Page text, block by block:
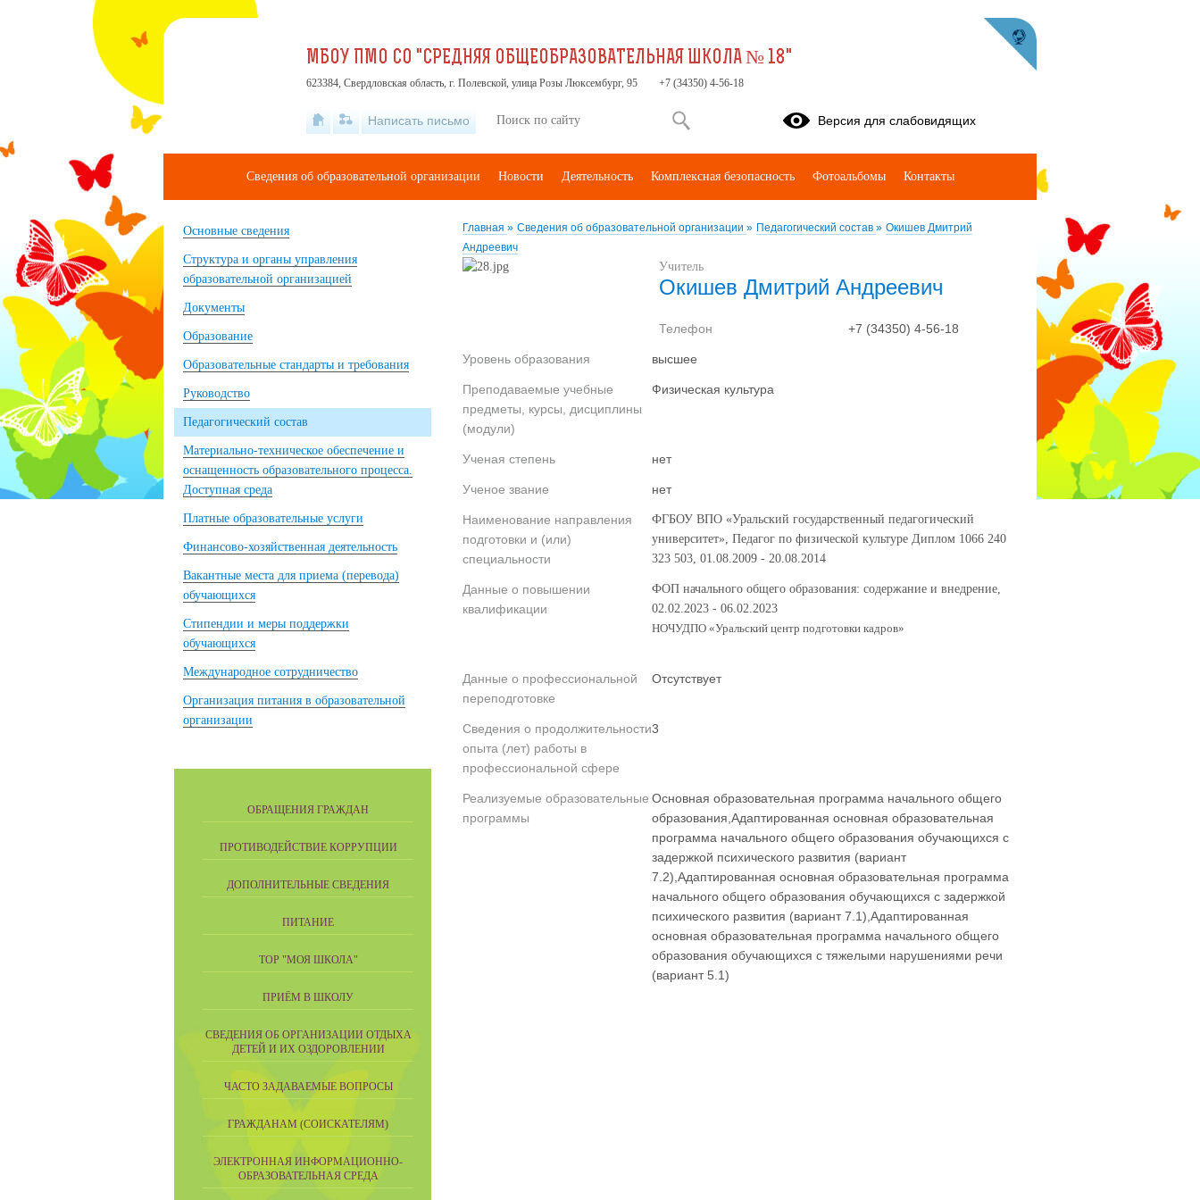
Главная » Сведения об образовательной организации » Педагогический состав » Окишев Дмитрий
Андреевич
Учитель
Окишев Дмитрий Андреевич
Телефон +7 (34350) 4-56-18
Уровень образования высшее
Преподаваемые учебные
предметы, курсы, дисциплины
(модули)
Физическая культура
Ученая степень нет
Ученое звание нет
Наименование направления
подготовки и (или)
специальности
ФГБОУ ВПО «Уральский государственный педагогический
университет», Педагог по физической культуре Диплом 1066 240
323 503, 01.08.2009 - 20.08.2014
Данные о повышении
квалификации
ФОП начального общего образования: содержание и внедрение,
02.02.2023 - 06.02.2023
НОЧУДПО «Уральский центр подготовки кадров»
Данные о профессиональной
переподготовке
Отсутствует
Сведения о продолжительности
опыта (лет) работы в
профессиональной сфере
3
Реализуемые образовательные
программы
Основная образовательная программа начального общего
образования,Адаптированная основная образовательная
программа начального общего образования обучающихся с
задержкой психического развития (вариант
7.2),Адаптированная основная образовательная программа
начального общего образования обучающихся с задержкой
психического развития (вариант 7.1),Адаптированная
основная образовательная программа начального общего
образования обучающихся с тяжелыми нарушениями речи
(вариант 5.1)
Основные сведения
Структура и органы управления
образовательной организацией
Документы
Образование
Образовательные стандарты и требования
Руководство
Педагогический состав
Материально-техническое обеспечение и
оснащенность образовательного процесса.
Доступная среда
Платные образовательные услуги
Финансово-хозяйственная деятельность
Вакантные места для приема (перевода)
обучающихся
Стипендии и меры поддержки
обучающихся
Международное сотрудничество
Организация питания в образовательной
организации
ОБРАЩЕНИЯ ГРАЖДАН
ПРОТИВОДЕЙСТВИЕ КОРРУПЦИИ
ДОПОЛНИТЕЛЬНЫЕ СВЕДЕНИЯ
ПИТАНИЕ
ТОР "МОЯ ШКОЛА"
ПРИЁМ В ШКОЛУ
СВЕДЕНИЯ ОБ ОРГАНИЗАЦИИ ОТДЫХА
ДЕТЕЙ И ИХ ОЗДОРОВЛЕНИИ
ЧАСТО ЗАДАВАЕМЫЕ ВОПРОСЫ
ГРАЖДАНАМ (СОИСКАТЕЛЯМ)
ЭЛЕКТРОННАЯ ИНФОРМАЦИОННО-
ОБРАЗОВАТЕЛЬНАЯ СРЕДА
МБОУ ПМО СО "СРЕДНЯЯ ОБЩЕОБРАЗОВАТЕЛЬНАЯ ШКОЛА № 18"
623384, Свердловская область, г. Полевской, улица Розы Люксембург, 95 +7 (34350) 4-56-18
Написать письмо Версия для слабовидящих
Сведения об образовательной организации Новости Деятельность Комплексная безопасность Фотоальбомы Контакты